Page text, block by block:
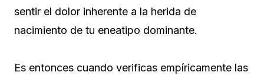
sentir el dolor inherente a la herida de
nacimiento de tu eneatipo dominante.
Es entonces cuando verificas empíricamente las